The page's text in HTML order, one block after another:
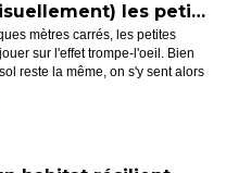
Agrandir (visuellement) les petits espaces grâce à la peinture
mètres carrés, les petites
sur l'effet trompe-l'oeil. Bien
reste la même, on s'y sent alors